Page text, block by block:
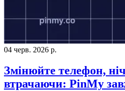
04 черв. 2026 р.
Змінюйте телефон,
втрачаючи: PinMy